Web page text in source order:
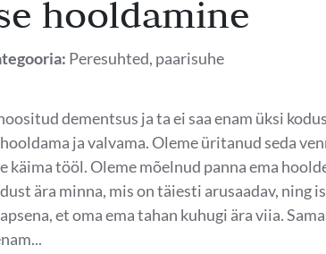
hooldamine
Peresuhted, paarisuhe
dementsus ja ta ei saa enam üksi
ja valvama. Oleme üritanud seda
käima tööl. Oleme mõelnud panna ema
ära minna, mis on täiesti arusaadav, ning
et oma ema tahan kuhugi ära viia.